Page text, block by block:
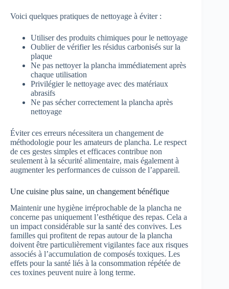
Voici quelques pratiques de nettoyage à éviter :
Utiliser des produits chimiques pour le nettoyage
Oublier de vérifier les résidus carbonisés sur la
plaque
Ne pas nettoyer la plancha immédiatement après
chaque utilisation
Privilégier le nettoyage avec des matériaux
abrasifs
Ne pas sécher correctement la plancha après
nettoyage
Éviter ces erreurs nécessitera un changement de
méthodologie pour les amateurs de plancha. Le respect
de ces gestes simples et efficaces contribue non
seulement à la sécurité alimentaire, mais également à
augmenter les performances de cuisson de l’appareil.
Une cuisine plus saine, un changement bénéfique
Maintenir une hygiène irréprochable de la plancha ne
concerne pas uniquement l’esthétique des repas. Cela a
un impact considérable sur la santé des convives. Les
familles qui profitent de repas autour de la plancha
doivent être particulièrement vigilantes face aux risques
associés à l’accumulation de composés toxiques. Les
effets pour la santé liés à la consommation répétée de
ces toxines peuvent nuire à long terme.